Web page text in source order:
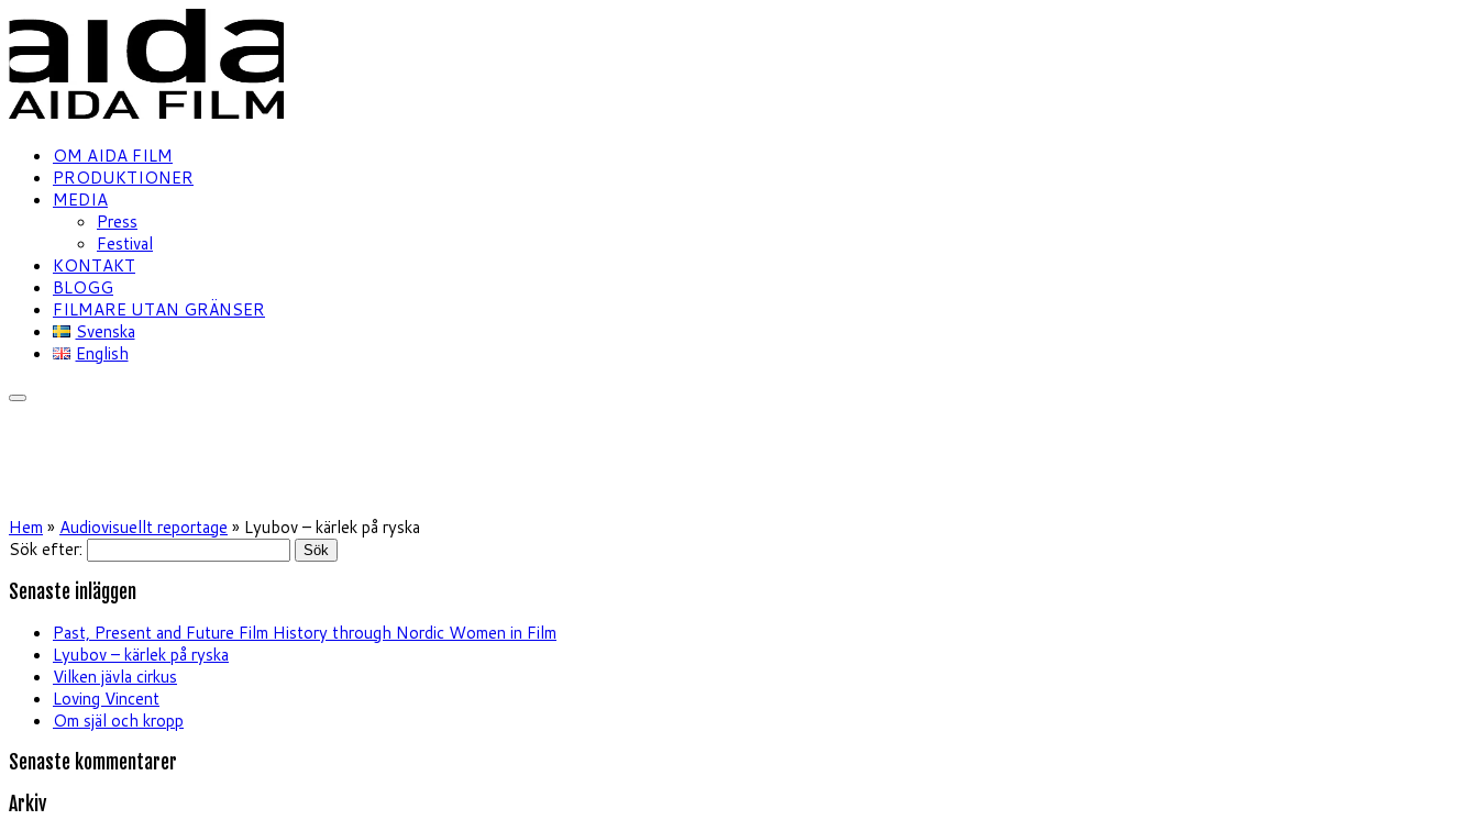
OM AIDA FILM
PRODUKTIONER
MEDIA
Press
Festival
KONTAKT
BLOGG
FILMARE UTAN GRÄNSER
Svenska
English
Hem » Audiovisuellt reportage » Lyubov – kärlek på ryska
Sök efter:
Senaste inläggen
Past, Present and Future Film History through Nordic Women in Film
Lyubov – kärlek på ryska
Vilken jävla cirkus
Loving Vincent
Om själ och kropp
Senaste kommentarer
Arkiv